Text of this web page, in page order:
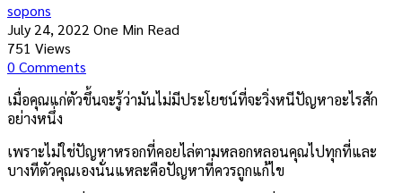
sopons
July 24, 2022 One Min Read
751 Views
0 Comments
เมื่อคุณแก่ตัวขึ้นจะรู้ว่ามันไม่มีประโยชน์ที่จะวิ่งหนีปัญหาอะไรสัก
อย่างหนึ่ง
เพราะไม่ใช่ปัญหาหรอกที่คอยไล่ตามหลอกหลอนคุณไปทุกที่และ
บางทีตัวคุณเองนั่นแหละคือปัญหาที่ควรถูกแก้ไข